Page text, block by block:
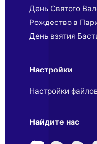
День Святого
Рождество в
День взятия
Настройки
Настройки
Найдите нас